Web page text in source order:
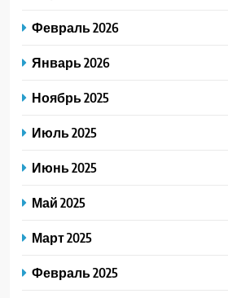
Февраль 2026
Январь 2026
Ноябрь 2025
Июль 2025
Июнь 2025
Май 2025
Март 2025
Февраль 2025